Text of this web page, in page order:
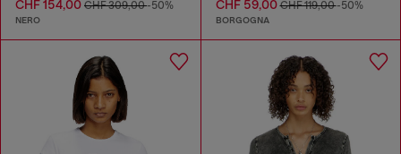
CHF 154,00 CHF 309,00-50%
NERO
CHF 59,00CHF 119,00-50%
BORGOGNA